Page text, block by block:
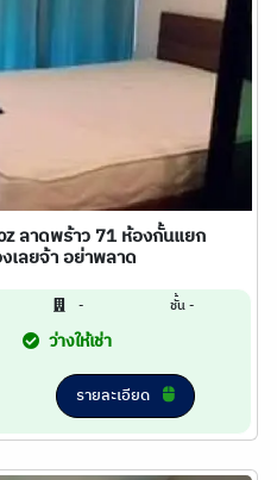
ลาดพร้าว 71 ห้องกั้นแยก
เลยจ้า อย่าพลาด
- ชั้น -
ว่างให้เช่า
รายละเอียด